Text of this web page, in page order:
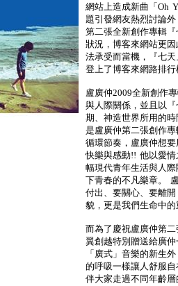
網站上造成新曲「Oh
題引發網友熱烈討論
第二張全新創作專輯
狀況，博客來網站更
法承受而當機，『七
登上了博客來網路排
盧廣仲2009全新創作
與人際關係，並且以
期、神造世界所用的
是盧廣仲第二張創作
循環節奏，盧廣仲想
快樂與感動!! 他以愛
幅現代青年生活與人
下青春的不凡樂章。
付出、要關心、要離
貌，更是我們生命中
而為了慶祝盧廣仲第
翼創越特別贈送給廣
「廣式」音樂的新生
的呼吸一樣讓人舒服
伴大家走過不同年齡